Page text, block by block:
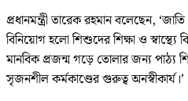
প্রধানমন্ত্রী তারেক রহমান বলেছেন,
বিনিয়োগ হলো শিশুদের শিক্ষা ও স্বাস্থ্যে
মানবিক প্রজন্ম গড়ে তোলার জন্য পাঠ্য
সৃজনশীল কর্মকাণ্ডের গুরুত্ব অনস্বীকার্য।’